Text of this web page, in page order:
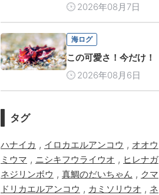
2026年08月7日
海ログ
この可愛さ！今だけ！
2026年08月6日
タグ
ハナイカ , イロカエルアンコウ , オオウ
ミウマ , ニシキフウライウオ , ヒレナガ
ネジリンボウ , 真鯛のだいちゃん , クマ
ドリカエルアンコウ , カミソリウオ , ネ